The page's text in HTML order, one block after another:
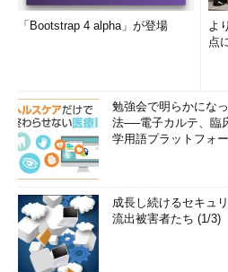
「Bootstrap 4 alpha」が登場
よ
点
勉強会で明らかにな
法──電子カルテ、臨
学用語プラットフォ
成長し続けるセキュ
流出被害者たち (1/3)